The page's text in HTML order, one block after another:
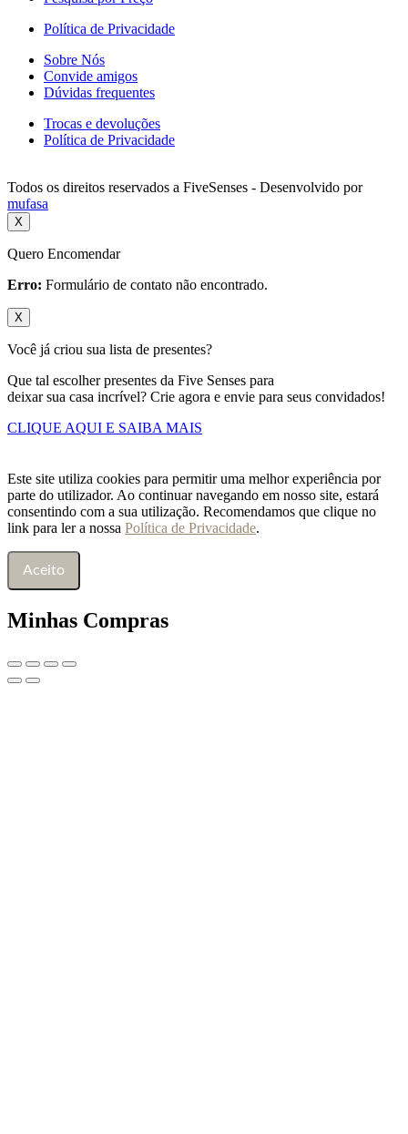
Política de Privacidade
Sobre Nós
Convide amigos
Dúvidas frequentes
Trocas e devoluções
Política de Privacidade
Todos os direitos reservados a FiveSenses - Desenvolvido por
mufasa
X
Quero Encomendar
Erro: Formulário de contato não encontrado.
X
Você já criou sua lista de presentes?
Que tal escolher presentes da Five Senses para
deixar sua casa incrível? Crie agora e envie para seus convidados!
CLIQUE AQUI E SAIBA MAIS
Este site utiliza cookies para permitir uma melhor experiência por
parte do utilizador. Ao continuar navegando em nosso site, estará
consentindo com a sua utilização. Recomendamos que clique no
link para ler a nossa Política de Privacidade.
Aceito
Minhas Compras